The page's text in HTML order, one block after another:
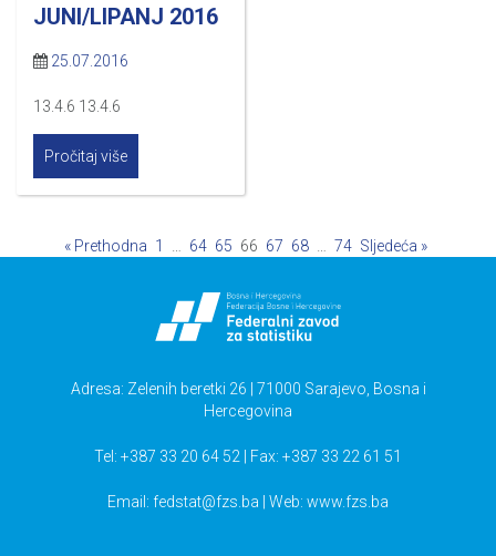
JUNI/LIPANJ 2016
25.07.2016
13.4.6 13.4.6
Pročitaj više
« Prethodna 1 64 65 66 67 68 74 Sljedeća »
Adresa: Zelenih beretki 26 | 71000 Sarajevo, Bosna i
Hercegovina
Tel: +387 33 20 64 52 | Fax: +387 33 22 61 51
Email: fedstat@fzs.ba | Web: www.fzs.ba